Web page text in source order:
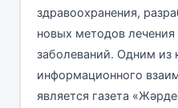
здравоохранения,
новых методов
заболеваний. Одним из
информационного
является газета